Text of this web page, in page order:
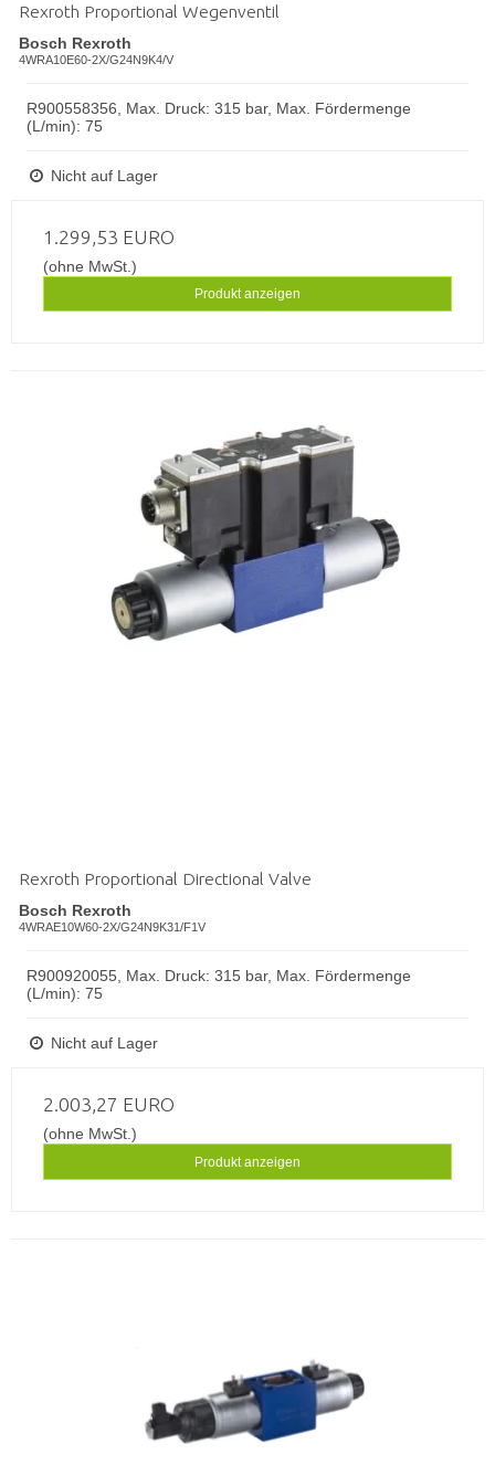
Rexroth Proportional Wegenventil
Bosch Rexroth
4WRA10E60-2X/G24N9K4/V
R900558356, Max. Druck: 315 bar, Max. Fördermenge
(L/min): 75
Nicht auf Lager
1.299,53 EURO
(ohne MwSt.)
Produkt anzeigen
Rexroth Proportional Directional Valve
Bosch Rexroth
4WRAE10W60-2X/G24N9K31/F1V
R900920055, Max. Druck: 315 bar, Max. Fördermenge
(L/min): 75
Nicht auf Lager
2.003,27 EURO
(ohne MwSt.)
Produkt anzeigen